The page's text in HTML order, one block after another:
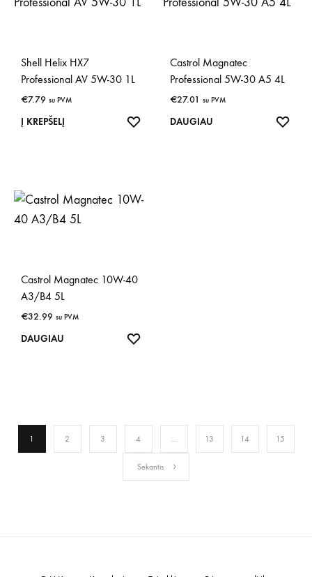
Shell Helix HX7
Professional AV 5W-30 1L
€7.79 su PVM
Į KREPŠELĮ IŠSAUGOTI
Castrol Magnatec
Professional 5W-30 A5 4L
€27.01 su PVM
DAUGIAU
Castrol Magnatec 10W-40
A3/B4 5L
€32.99 su PVM
DAUGIAU
1 2 3 4 … 13 14 15
Sekantis